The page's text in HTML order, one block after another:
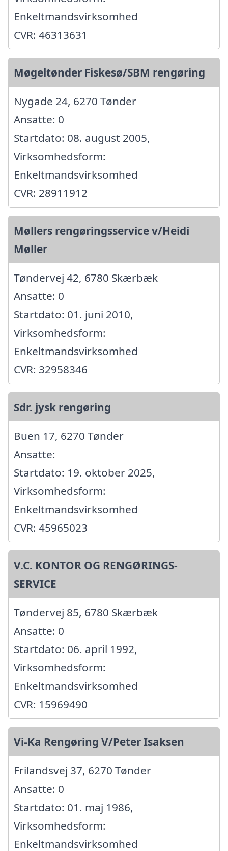
Enkeltmandsvirksomhed
CVR: 46313631
Møgeltønder Fiskesø/SBM rengøring
Nygade 24, 6270 Tønder
Ansatte: 0
Startdato: 08. august 2005,
Virksomhedsform:
Enkeltmandsvirksomhed
CVR: 28911912
Møllers rengøringsservice v/Heidi
Møller
Tøndervej 42, 6780 Skærbæk
Ansatte: 0
Startdato: 01. juni 2010,
Virksomhedsform:
Enkeltmandsvirksomhed
CVR: 32958346
Sdr. jysk rengøring
Buen 17, 6270 Tønder
Ansatte:
Startdato: 19. oktober 2025,
Virksomhedsform:
Enkeltmandsvirksomhed
CVR: 45965023
V.C. KONTOR OG RENGØRINGS-
SERVICE
Tøndervej 85, 6780 Skærbæk
Ansatte: 0
Startdato: 06. april 1992,
Virksomhedsform:
Enkeltmandsvirksomhed
CVR: 15969490
Vi-Ka Rengøring V/Peter Isaksen
Frilandsvej 37, 6270 Tønder
Ansatte: 0
Startdato: 01. maj 1986,
Virksomhedsform:
Enkeltmandsvirksomhed